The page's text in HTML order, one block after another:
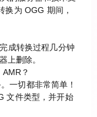
换为 OGG 期间，
成转换过程几分钟
上删除。
？
一切都非常简单！
文件类型，并开始